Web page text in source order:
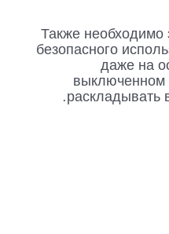
Также необходимо
безопасного
даже на
выключенном
раскладывать